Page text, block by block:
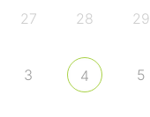
27 28 29
3 4 5